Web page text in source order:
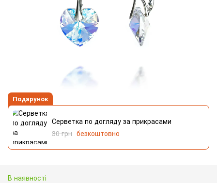
Подарунок
Серветка по догляду за прикрасами
30 грн безкоштовно
В наявності